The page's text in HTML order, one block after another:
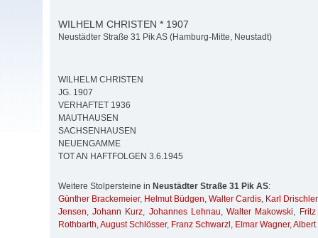
WILHELM CHRISTEN * 1907
Neustädter Straße 31 Pik AS (Hamburg-Mitte, Neustadt)
WILHELM CHRISTEN
JG. 1907
VERHAFTET 1936
MAUTHAUSEN
SACHSENHAUSEN
NEUENGAMME
TOT AN HAFTFOLGEN 3.6.1945
Weitere Stolpersteine in Neustädter Straße 31 Pik AS:
Günther Brackemeier, Helmut Büdgen, Walter Cardis, Karl Drischler
Jensen,Johann Kurz, Johannes Lehnau,Walter Makowski,
Rothbarth,August Schlösser, Franz Schwarzl , Elmar Wagner,Albert